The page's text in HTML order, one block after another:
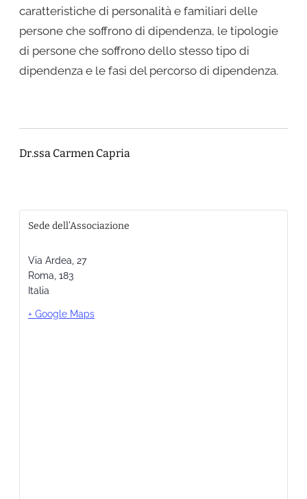
caratteristiche di personalità e familiari delle
persone che soffrono di dipendenza, le tipologie
di persone che soffrono dello stesso tipo di
dipendenza e le fasi del percorso di dipendenza.
Dr.ssa Carmen Capria
Sede dell’Associazione
Via Ardea, 27
Roma, 183
Italia
+ Google Maps